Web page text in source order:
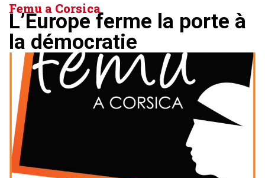
Femu a Corsica
L’Europe ferme la porte à
la démocratie